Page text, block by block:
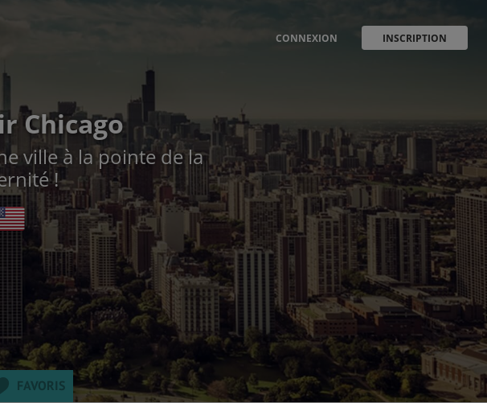
CONNEXION INSCRIPTION
Chicago
ville à la pointe de la
!
FAVORIS